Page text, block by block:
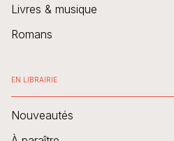
Livres & musique
Romans
EN LIBRAIRIE
Nouveautés